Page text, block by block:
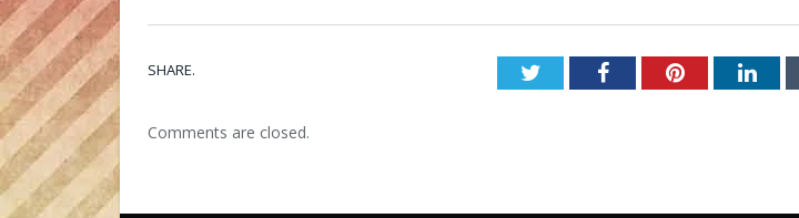
SHARE. TwitterFacebookPinterest
Comments are closed.